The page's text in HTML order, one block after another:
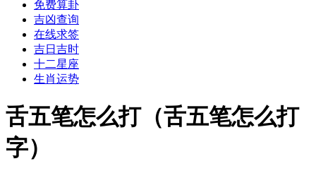
免费算卦
吉凶查询
在线求签
吉日吉时
十二星座
生肖运势
舌五笔怎么打（舌五笔怎么打
字）